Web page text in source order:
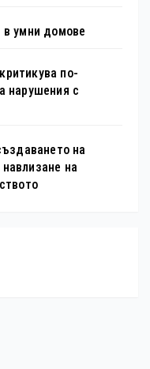
в умни домове
по-
нарушения с
на
на